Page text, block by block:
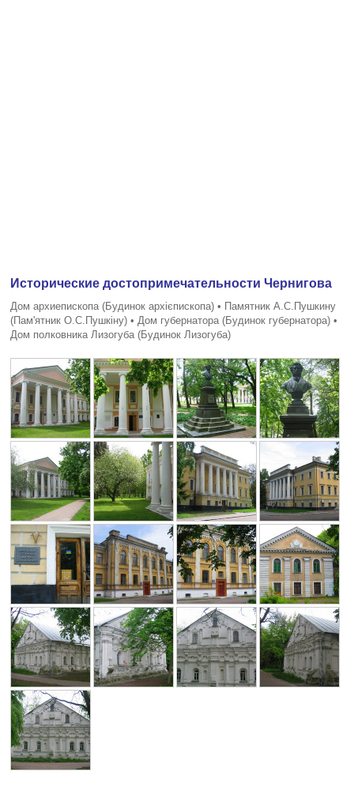
Исторические достопримечательности Чернигова
Дом архиепископа (Будинок архiєпископа) • Памятник А.С.Пушкину
(Пам'ятник О.С.Пушкiну) • Дом губернатора (Будинок губернатора) •
Дом полковника Лизогуба (Будинок Лизогуба)